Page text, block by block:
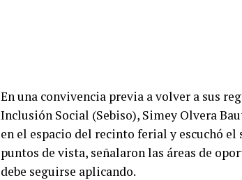
En una convivencia previa avolver a sus
Inclusión Social (Sebiso), Simey Olvera
en el espacio del recinto ferial y escuchó
puntos de vista, señalaron las áreas de
debe seguirse aplicando.